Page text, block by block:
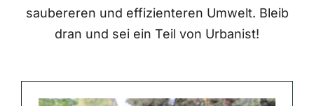
saubereren und effizienteren Umwelt. Bleib
dran und sei ein Teil von Urbanist!